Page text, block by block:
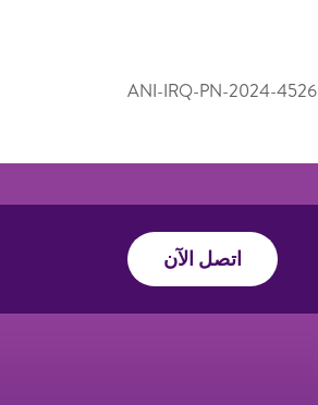
ANI-IRQ-PN-2024-4526
اتصل الآن